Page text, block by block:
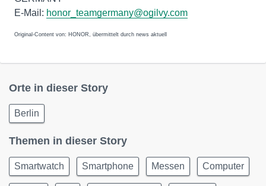
E-Mail: honor_teamgermany@ogilvy.com
Original-Content von: HONOR, übermittelt durch news aktuell
Orte in dieser Story
Berlin
Themen in dieser Story
Smartwatch Smartphone Messen Computer